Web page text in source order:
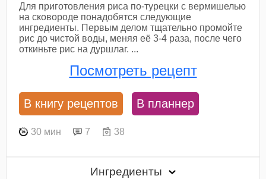
Для приготовления риса по-турецки с вермишелью
на сковороде понадобятся следующие
ингредиенты. Первым делом тщательно промойте
рис до чистой воды, меняя её 3-4 раза, после чего
откиньте рис на дуршлаг. ...
Посмотреть рецепт
В книгу рецептов В планнер
30 мин 7 38
Ингредиенты